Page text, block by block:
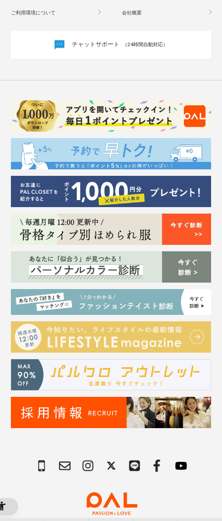
ご利用環境について 会社概要
チャットサポート （24時間自動対応）